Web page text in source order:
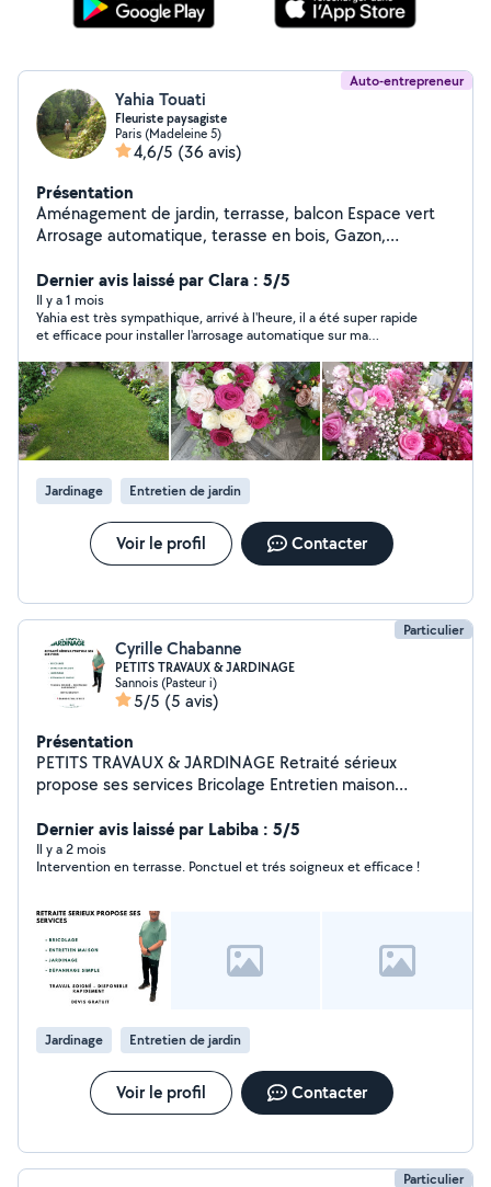
Auto-entrepreneur
Yahia Touati
Fleuriste paysagiste
Paris (Madeleine 5)
4,6/5 (36 avis)
Présentation
Aménagement de jardin, terrasse, balcon Espace vert
Arrosage automatique, terasse en bois, Gazon,
Dernier avis laissé par Clara : 5/5
Il y a 1 mois
Yahia est très sympathique, arrivé à l'heure, il a été super rapide
et efficace pour installer l'arrosage automatique sur ma
plantes ! Je recommande !
Jardinage Entretien de jardin
Voir le profil Contacter
Particulier
Cyrille Chabanne
PETITS TRAVAUX & JARDINAGE
Sannois (Pasteur i)
5/5 (5 avis)
Présentation
PETITS TRAVAUX & JARDINAGE Retraité sérieux
propose ses services Bricolage Entretien maison
disponible rapidement Devis gratuit
Dernier avis laissé par Labiba : 5/5
Il y a 2 mois
Intervention en terrasse. Ponctuel et trés soigneux et efficace !
Jardinage Entretien de jardin
Voir le profil Contacter
Particulier